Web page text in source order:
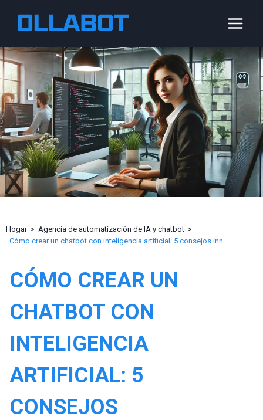
Hogar
Agencia de automatización de IA y chatbot
Cómo crear un chatbot con inteligencia artificial: 5 consejos innovadores para alcanzar el éxito
CÓMO CREAR UN
CHATBOT CON
INTELIGENCIA
ARTIFICIAL: 5
CONSEJOS